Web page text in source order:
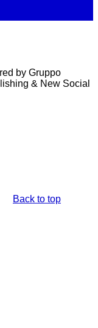
by Gruppo
& New Social
Back to top